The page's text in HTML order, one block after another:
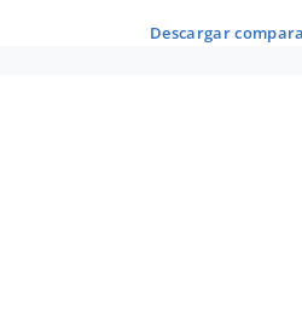
descargar